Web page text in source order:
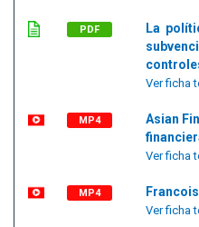
PDF
La
Ver ficha
MP4
Asian
Ver ficha
MP4
Ver ficha